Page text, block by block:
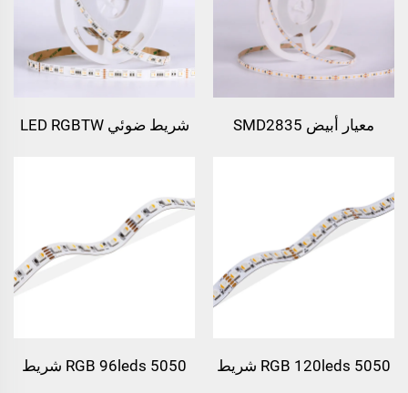
معيار أبيض SMD2835
شريط ضوئي LED RGBTW
5050 RGB 120leds شريط
5050 RGB 96leds شريط